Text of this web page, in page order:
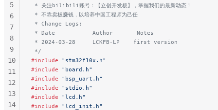
* 关注bilibili账号：【立创开发板】，掌握我们的最新动态！
* 不靠卖板赚钱，以培养中国工程师为己任
* Change Logs:
* Date           Author       Notes
* 2024-03-28     LCKFB-LP    first version
*/
#include "stm32f10x.h"
#include "board.h"
#include "bsp_uart.h"
#include "stdio.h"
#include "lcd.h"
#include "lcd_init.h"
5
6
7
8
9
10
11
12
13
14